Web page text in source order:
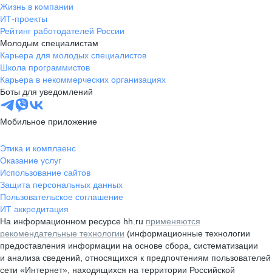
Жизнь в компании
ИТ-проекты
Рейтинг работодателей России
Молодым специалистам
Карьера для молодых специалистов
Школа программистов
Карьера в некоммерческих организациях
Боты для уведомлений
Мобильное приложение
Этика и комплаенс
Оказание услуг
Использование сайтов
Защита персональных данных
Пользовательское соглашение
ИТ аккредитация
На информационном ресурсе hh.ru применяются
рекомендательные технологии (информационные технологии
предоставления информации на основе сбора, систематизации
и анализа сведений, относящихся к предпочтениям пользователей
сети «Интернет», находящихся на территории Российской